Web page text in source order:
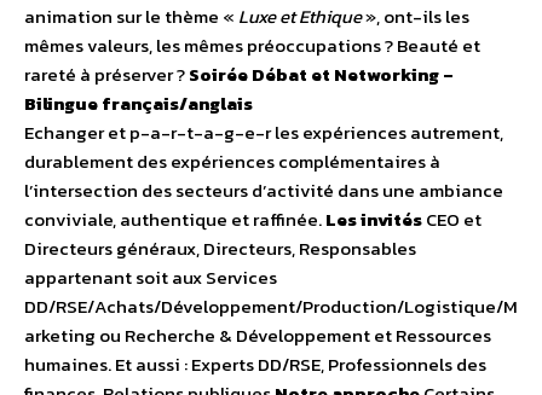
animation sur le thème « Luxe et Ethique», ont-ils les
mêmes valeurs, les mêmes préoccupations ? Beauté et
rareté à préserver ?Soirée Débat et Networking –
Bilingue français/anglais
Echanger et p-a-r-t-a-g-e-r les expériences autrement,
durablement des expériences complémentaires à
l’intersection des secteurs d’activité dans une ambiance
conviviale, authentique et raffinée.Les invitésCEO et
Directeurs généraux, Directeurs, Responsables
appartenant soit aux Services
DD/RSE/Achats/Développement/Production/Logistique/M
arketing ou Recherche & Développement et Ressources
humaines. Et aussi : Experts DD/RSE, Professionnels des